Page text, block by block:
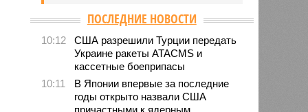
ПОСЛЕДНИЕ НОВОСТИ
10:12
США разрешили Турции передать
Украине ракеты ATACMS и
кассетные боеприпасы
10:11
В Японии впервые за последние
годы открыто назвали США
причастными к ядерным